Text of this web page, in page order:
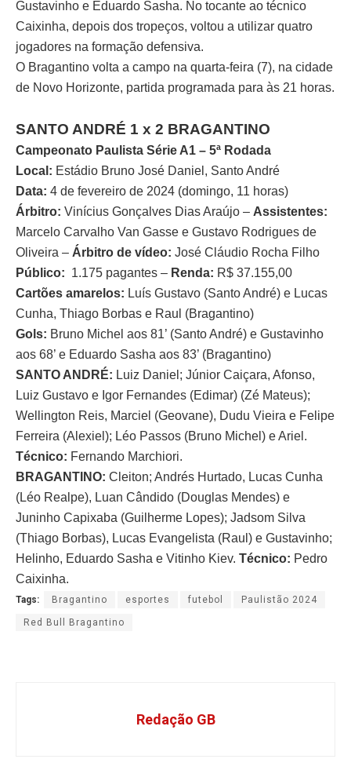
Gustavinho e Eduardo Sasha. No tocante ao técnico
Caixinha, depois dos tropeços, voltou a utilizar quatro
jogadores na formação defensiva.
O Bragantino volta a campo na quarta-feira (7), na cidade
de Novo Horizonte, partida programada para às 21 horas.
SANTO ANDRÉ 1 x 2 BRAGANTINO
Campeonato Paulista Série A1 – 5ª Rodada
Local: Estádio Bruno José Daniel, Santo André
Data: 4 de fevereiro de 2024 (domingo, 11 horas)
Árbitro: Vinícius Gonçalves Dias Araújo – Assistentes:
Marcelo Carvalho Van Gasse e Gustavo Rodrigues de
Oliveira – Árbitro de vídeo: José Cláudio Rocha Filho
Público: 1.175 pagantes – Renda: R$ 37.155,00
Cartões amarelos: Luís Gustavo (Santo André) e Lucas
Cunha, Thiago Borbas e Raul (Bragantino)
Gols: Bruno Michel aos 81’ (Santo André) e Gustavinho
aos 68’ e Eduardo Sasha aos 83’ (Bragantino)
SANTO ANDRÉ: Luiz Daniel; Júnior Caiçara, Afonso,
Luiz Gustavo e Igor Fernandes (Edimar) (Zé Mateus);
Wellington Reis, Marciel (Geovane), Dudu Vieira e Felipe
Ferreira (Alexiel); Léo Passos (Bruno Michel) e Ariel.
Técnico: Fernando Marchiori.
BRAGANTINO: Cleiton; Andrés Hurtado, Lucas Cunha
(Léo Realpe), Luan Cândido (Douglas Mendes) e
Juninho Capixaba (Guilherme Lopes); Jadsom Silva
(Thiago Borbas), Lucas Evangelista (Raul) e Gustavinho;
Helinho, Eduardo Sasha e Vitinho Kiev. Técnico: Pedro
Caixinha.
Tags: Bragantino esportes futebol Paulistão 2024
Red Bull Bragantino
Redação GB